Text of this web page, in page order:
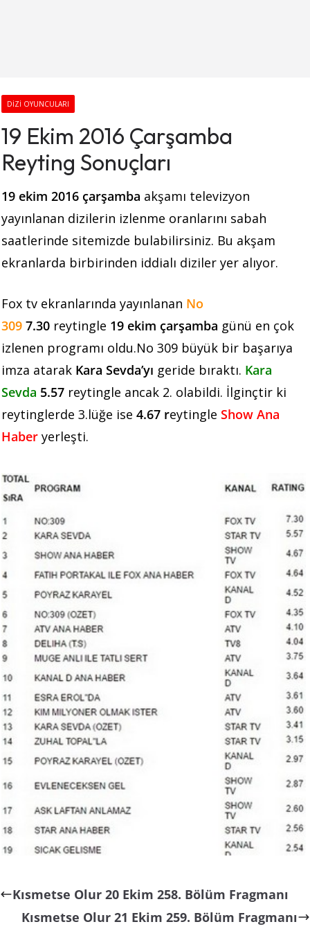
DIZI OYUNCULARI
19 Ekim 2016 Çarşamba
Reyting Sonuçları
19 ekim 2016 çarşamba akşamı televizyon
yayınlanan dizilerin izlenme oranlarını sabah
saatlerinde sitemizde bulabilirsiniz. Bu akşam
ekranlarda birbirinden iddialı diziler yer alıyor.
Fox tv ekranlarında yayınlanan No
309 7.30 reytingle 19 ekim çarşamba günü en çok
izlenen programı oldu.No 309 büyük bir başarıya
imza atarak Kara Sevda’yı geride bıraktı. Kara
Sevda 5.57 reytingle ancak 2. olabildi. İlginçtir ki
reytinglerde 3.lüğe ise 4.67 reytingle Show Ana
Haber yerleşti.
Kısmetse Olur 20 Ekim 258. Bölüm Fragmanı
Kısmetse Olur 21 Ekim 259. Bölüm Fragmanı